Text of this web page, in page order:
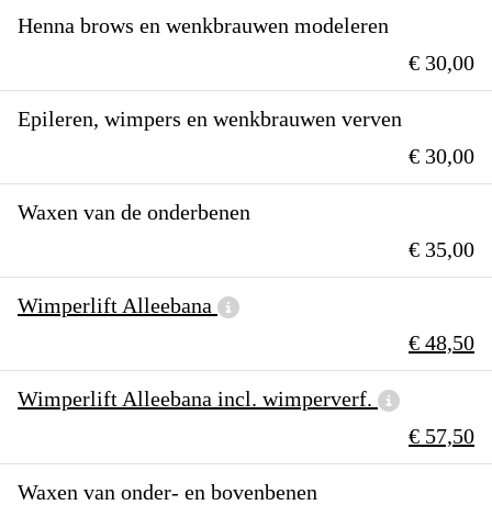
Henna brows en wenkbrauwen modeleren
€ 30,00
Epileren, wimpers en wenkbrauwen verven
€ 30,00
Waxen van de onderbenen
€ 35,00
Wimperlift Alleebana
€ 48,50
Wimperlift Alleebana incl. wimperverf.
€ 57,50
Waxen van onder- en bovenbenen